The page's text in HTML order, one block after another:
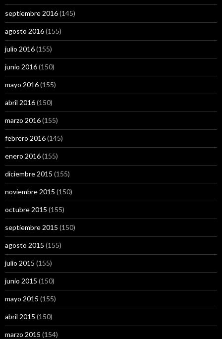
septiembre 2016(145)
agosto 2016(155)
julio 2016(155)
junio 2016(150)
mayo 2016(155)
abril 2016(150)
marzo 2016(155)
febrero 2016(145)
enero 2016(155)
diciembre 2015 (155)
noviembre 2015 (150)
octubre 2015 (155)
septiembre 2015 (150)
agosto 2015 (155)
julio 2015 (155)
junio 2015 (150)
mayo 2015 (155)
abril 2015 (150)
marzo 2015 (154)